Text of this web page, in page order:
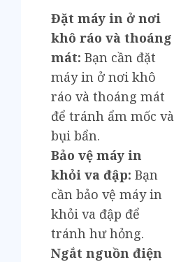
Đặt máy in ở nơi
khô ráo và thoáng
mát: Bạn cần đặt
máy in ở nơi khô
ráo và thoáng mát
để tránh ẩm mốc và
bụi bẩn.
Bảo vệ máy in
khỏi va đập: Bạn
cần bảo vệ máy in
khỏi va đập để
tránh hư hỏng.
Ngắt nguồn điện